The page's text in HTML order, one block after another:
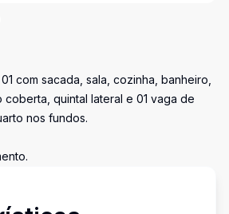
com sacada, sala, cozinha, banheiro,
quintal lateral e 01 vaga de
nos fundos.